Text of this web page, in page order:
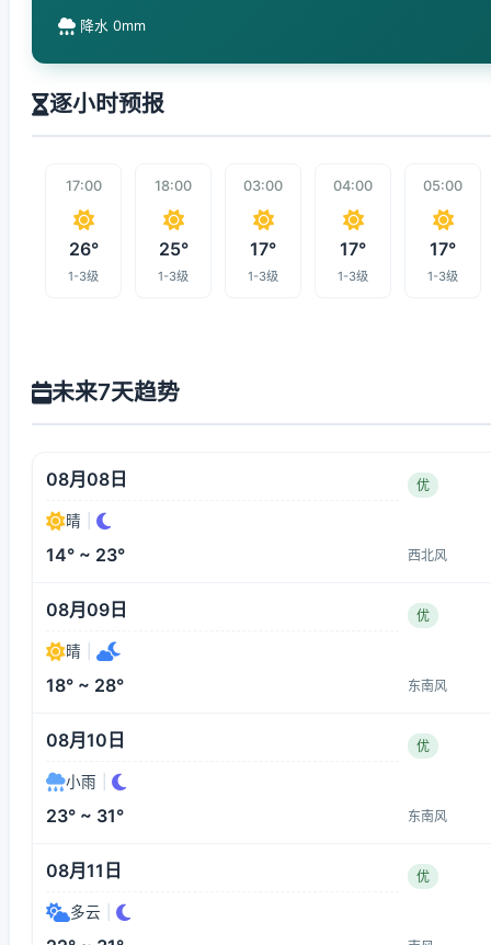
降水 0mm
逐小时预报
17:00
26°
1-3级
18:00
25°
1-3级
03:00
17°
1-3级
04:00
17°
1-3级
05:00
17°
1-3级
未来7天趋势
08月08日 优
晴
14° ~ 23° 西北风
08月09日 优
晴
18° ~ 28° 东南风
08月10日 优
小雨
23° ~ 31° 东南风
08月11日 优
多云